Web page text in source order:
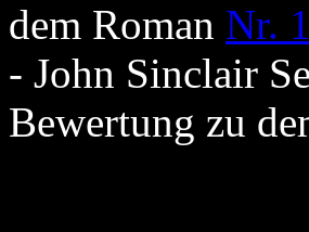
dem Roman Nr.
- John Sinclair
Bewertung zu